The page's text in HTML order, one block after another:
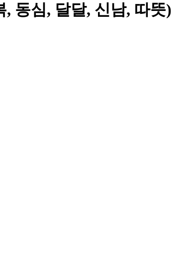
, 동심, 달달, 신남, 따뜻)